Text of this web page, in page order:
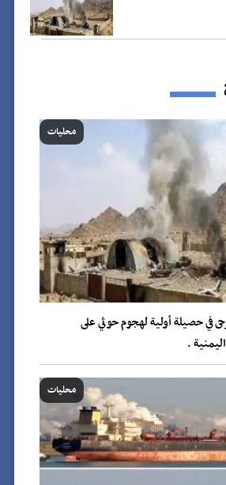
محليات
في حصيلة أولية لهجوم حوثي على
.
محليات